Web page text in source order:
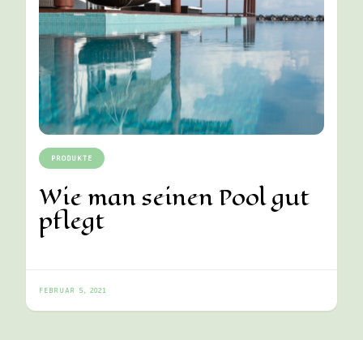
PRODUKTE
Wie man seinen Pool gut
pflegt
FEBRUAR 5, 2021